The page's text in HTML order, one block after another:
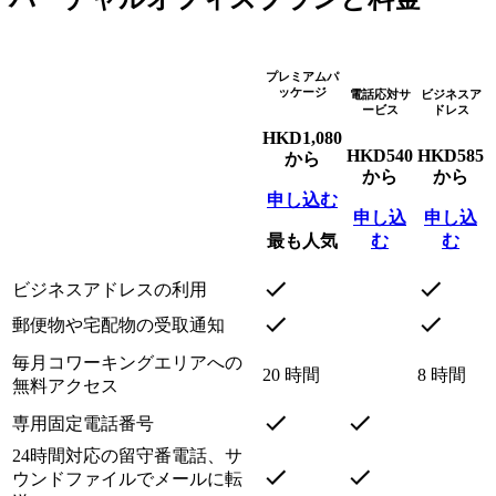
プレミアムパ
ッケージ
HKD1,080
から
申し込む
最も人気
電話応対サ
ービス
HKD540
から
申し込
む
ビジネスア
ドレス
HKD585
から
申し込
む
ビジネスアドレスの利用
郵便物や宅配物の受取通知
毎月コワーキングエリアへの
無料アクセス
20 時間 8 時間
専用固定電話番号
24時間対応の留守番電話、サ
ウンドファイルでメールに転